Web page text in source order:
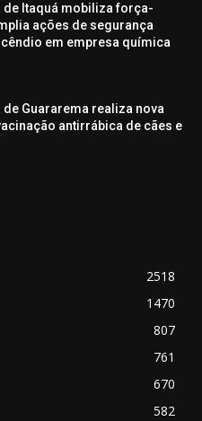
de Itaquá mobiliza força-
ações de segurança
em empresa química
de Guararema realiza nova
antirrábica de cães e
2518
1470
807
761
670
582